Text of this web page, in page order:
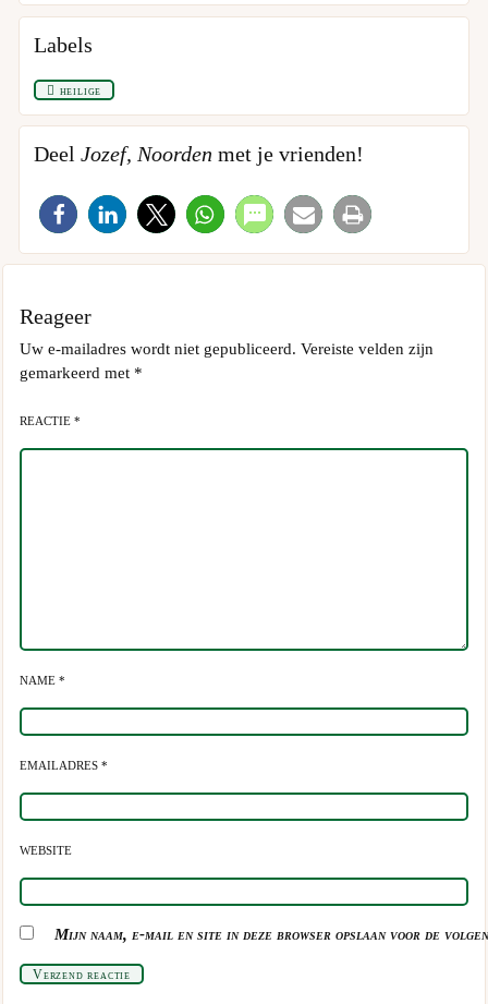
Labels
heilige
DeelJozef, Noorden met je vrienden!
Reageer
Uw e-mailadres wordt niet gepubliceerd. Vereiste velden zijn
gemarkeerd met *
REACTIE *
NAME *
EMAILADRES *
WEBSITE
Mijn naam, e-mail en site in deze browser opslaan voor de
Verzend reactie